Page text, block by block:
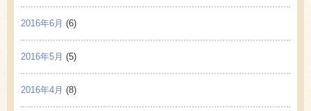
2016年6月 (6)
2016年5月 (5)
2016年4月 (8)